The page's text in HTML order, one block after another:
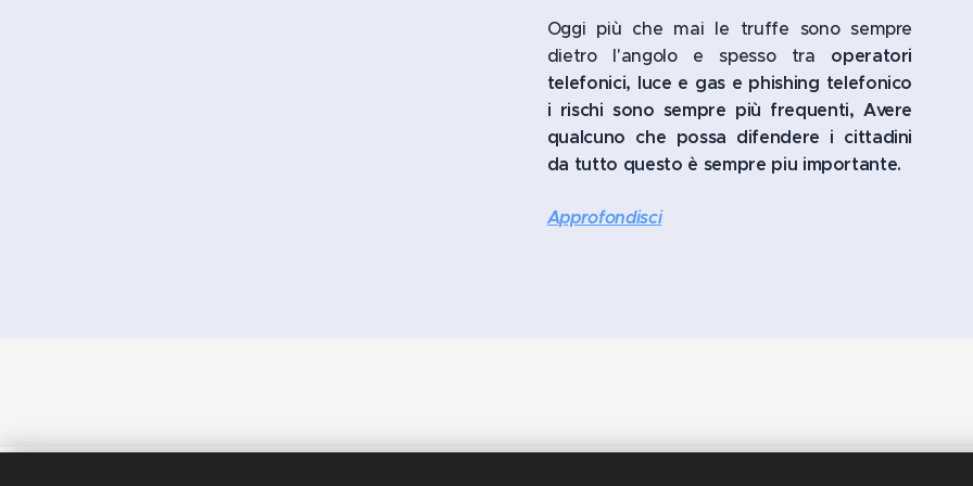
Oggi più che mai le truffe sono sempre
dietro l'angolo e spesso tra operatori
telefonici, luce e gas e phishing telefonico
i rischi sono sempre più frequenti, Avere
qualcuno che possa difendere i cittadini
da tutto questo è sempre piu importante.
Approfondisci